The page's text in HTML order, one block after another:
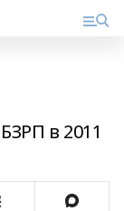
в 2011